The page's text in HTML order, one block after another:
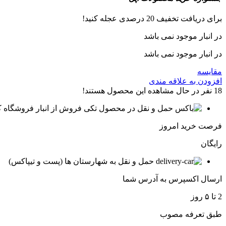
برای دریافت تخفیف 20 درصدی عجله کنید!
در انبار موجود نمی باشد
در انبار موجود نمی باشد
مقایسه
افزودن به علاقه مندی
18 نفر در حال مشاهده این محصول هستند!
فروش از انبار فروشگاه
فرصت خرید امروز
رایگان
حمل و نقل به شهارستان ها (پست و تیپاکس)
ارسال اکسپرس به آدرس شما
2 تا ۵ روز
طبق تعرفه مصوب